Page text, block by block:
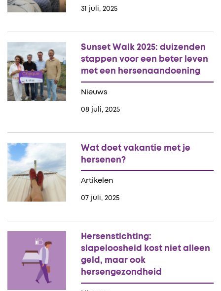
31 juli, 2025
08 juli, 2025
Nieuws
Sunset Walk 2025: duizenden
stappen voor een beter leven
met een hersenaandoening
07 juli, 2025
Artikelen
Wat doet vakantie met je
hersenen?
Hersenstichting:
slapeloosheid kost niet alleen
geld, maar ook
hersengezondheid